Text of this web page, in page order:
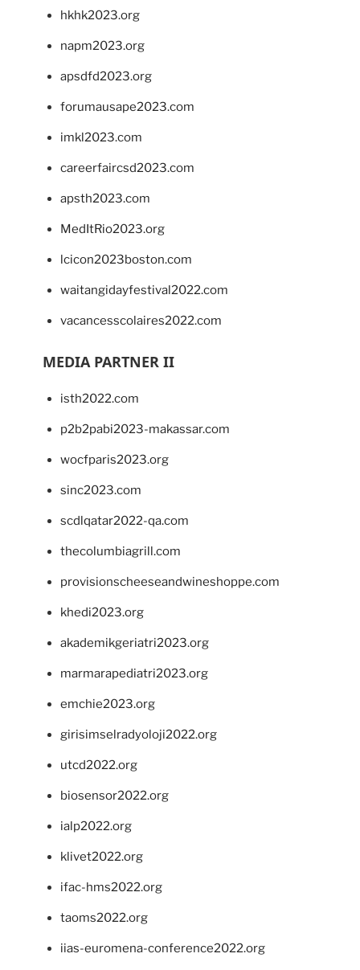
hkhk2023.org
napm2023.org
apsdfd2023.org
forumausape2023.com
imkl2023.com
careerfaircsd2023.com
apsth2023.com
MedItRio2023.org
lcicon2023boston.com
waitangidayfestival2022.com
vacancesscolaires2022.com
MEDIA PARTNER II
isth2022.com
p2b2pabi2023-makassar.com
wocfparis2023.org
sinc2023.com
scdlqatar2022-qa.com
thecolumbiagrill.com
provisionscheeseandwineshoppe.com
khedi2023.org
akademikgeriatri2023.org
marmarapediatri2023.org
emchie2023.org
girisimselradyoloji2022.org
utcd2022.org
biosensor2022.org
ialp2022.org
klivet2022.org
ifac-hms2022.org
taoms2022.org
iias-euromena-conference2022.org